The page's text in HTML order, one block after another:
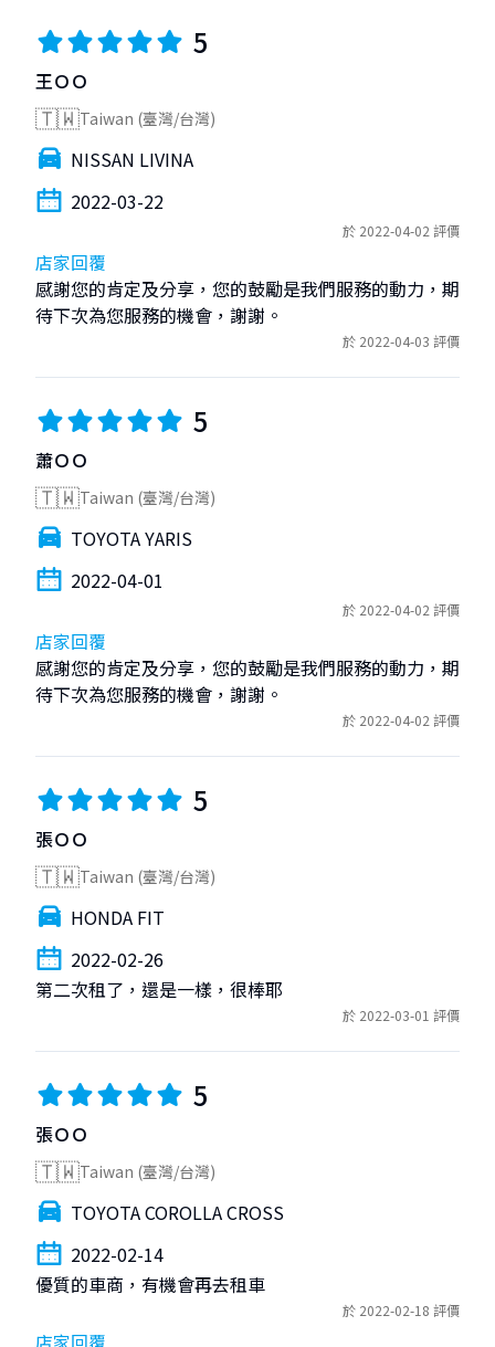
5
王ＯＯ
🇹🇼Taiwan (臺灣/台灣)
NISSAN LIVINA
2022-03-22
於 2022-04-02 評價
店家回覆
感謝您的肯定及分享，您的鼓勵是我們服務的動力，期
待下次為您服務的機會，謝謝。
於 2022-04-03 評價
5
蕭ＯＯ
🇹🇼Taiwan (臺灣/台灣)
TOYOTA YARIS
2022-04-01
於 2022-04-02 評價
店家回覆
感謝您的肯定及分享，您的鼓勵是我們服務的動力，期
待下次為您服務的機會，謝謝。
於 2022-04-02 評價
5
張ＯＯ
🇹🇼Taiwan (臺灣/台灣)
HONDA FIT
2022-02-26
第二次租了，還是一樣，很棒耶
於 2022-03-01 評價
5
張ＯＯ
🇹🇼Taiwan (臺灣/台灣)
TOYOTA COROLLA CROSS
2022-02-14
優質的車商，有機會再去租車
於 2022-02-18 評價
店家回覆